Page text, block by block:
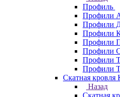
Профиль
Профили
Профили
Профили
Профили
Профили
Профили
Профили
Скатная
Назад
Скатная